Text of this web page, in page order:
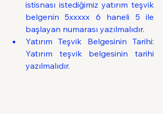
istisnası istediğimiz yatırım teşvik
belgenin 5xxxxx 6 haneli 5 ile
başlayan numarası yazılmalıdır.
Yatırım Teşvik Belgesinin Tarihi:
Yatırım teşvik belgesinin tarihi
yazılmalıdır.